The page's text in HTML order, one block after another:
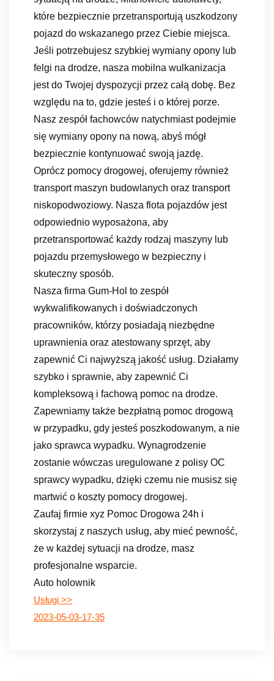
które bezpiecznie przetransportują uszkodzony
pojazd do wskazanego przez Ciebie miejsca.
Jeśli potrzebujesz szybkiej wymiany opony lub
felgi na drodze, nasza mobilna wulkanizacja
jest do Twojej dyspozycji przez całą dobę. Bez
względu na to, gdzie jesteś i o której porze.
Nasz zespół fachowców natychmiast podejmie
się wymiany opony na nową, abyś mógł
bezpiecznie kontynuować swoją jazdę.
Oprócz pomocy drogowej, oferujemy również
transport maszyn budowlanych oraz transport
niskopodwoziowy. Nasza flota pojazdów jest
odpowiednio wyposażona, aby
przetransportować każdy rodzaj maszyny lub
pojazdu przemysłowego w bezpieczny i
skuteczny sposób.
Nasza firma Gum-Hol to zespół
wykwalifikowanych i doświadczonych
pracowników, którzy posiadają niezbędne
uprawnienia oraz atestowany sprzęt, aby
zapewnić Ci najwyższą jakość usług. Działamy
szybko i sprawnie, aby zapewnić Ci
kompleksową i fachową pomoc na drodze.
Zapewniamy także bezpłatną pomoc drogową
w przypadku, gdy jesteś poszkodowanym, a nie
jako sprawca wypadku. Wynagrodzenie
zostanie wówczas uregulowane z polisy OC
sprawcy wypadku, dzięki czemu nie musisz się
martwić o koszty pomocy drogowej.
Zaufaj firmie xyz Pomoc Drogowa 24h i
skorzystaj z naszych usług, aby mieć pewność,
że w każdej sytuacji na drodze, masz
profesjonalne wsparcie.
Auto holownik
Usługi >>
2023-05-03-17-35